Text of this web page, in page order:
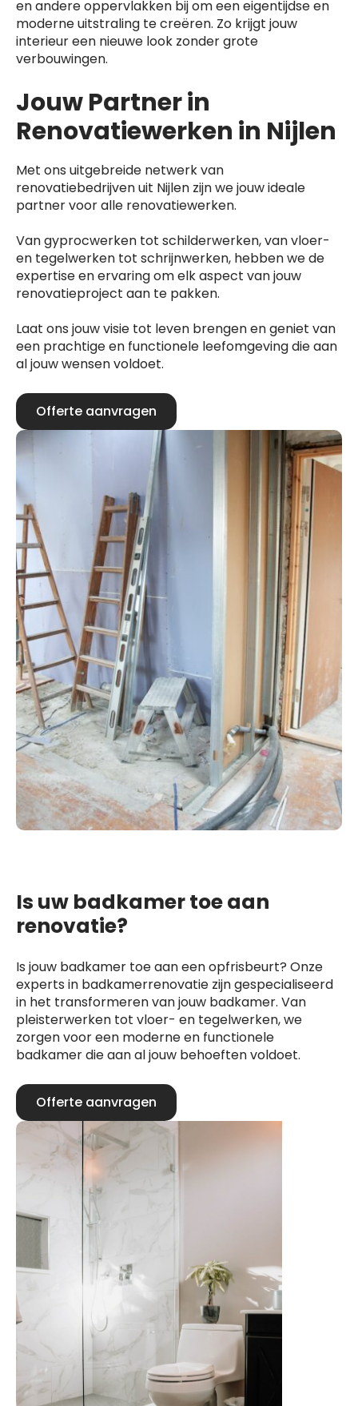
en andere oppervlakken bij om een eigentijdse en
moderne uitstraling te creëren. Zo krijgt jouw
interieur een nieuwe look zonder grote
verbouwingen.
Jouw Partner in
Renovatiewerken in Nijlen
Met ons uitgebreide netwerk van
renovatiebedrijven uit Nijlen zijn we jouw ideale
partner voor alle renovatiewerken.
Van gyprocwerken tot schilderwerken, van vloer-
en tegelwerken tot schrijnwerken, hebben we de
expertise en ervaring om elk aspect van jouw
renovatieproject aan te pakken.
Laat ons jouw visie tot leven brengen en geniet van
een prachtige en functionele leefomgeving die aan
al jouw wensen voldoet.
Offerte aanvragen
Is uw badkamer toe aan
renovatie?
Is jouw badkamer toe aan een opfrisbeurt? Onze
experts in badkamerrenovatie zijn gespecialiseerd
in het transformeren van jouw badkamer. Van
pleisterwerken tot vloer- en tegelwerken, we
zorgen voor een moderne en functionele
badkamer die aan al jouw behoeften voldoet.
Offerte aanvragen